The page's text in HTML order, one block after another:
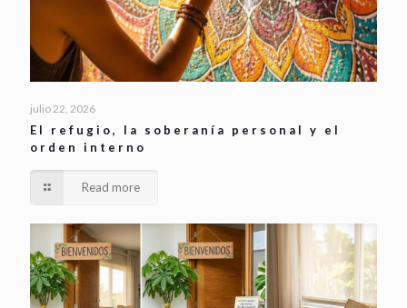
julio 22, 2026
El refugio, la soberanía personal y el
orden interno
Read more